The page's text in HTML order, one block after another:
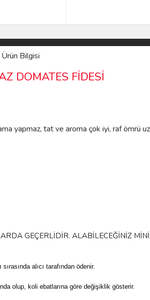
Ürün Bilgisi
DOMATES FİDESİ
yapmaz, tat ve aroma çok iyi, raf ömrü
GEÇERLİDİR. ALABİLECEĞİNİZ
alıcı tarafından ödenir.
olup, koli ebatlarına göre değişiklik gösterir.